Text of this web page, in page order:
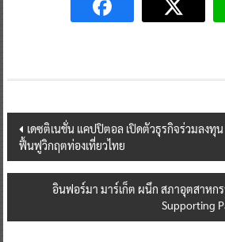
Post
navigation
เดซติเนชั่น แคปปิตอล เปิดตัวธุรกิจร่วมลงทุน
ฟื้นฟูวิกฤตท่องเที่ยวไทย
อินฟอร์มา มาร์เก็ต ผนึก สภาอุตสาหก
Supporting